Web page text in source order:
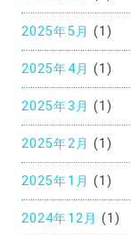
2025年5月 (1)
2025年4月 (1)
2025年3月 (1)
2025年2月 (1)
2025年1月 (1)
2024年12月 (1)